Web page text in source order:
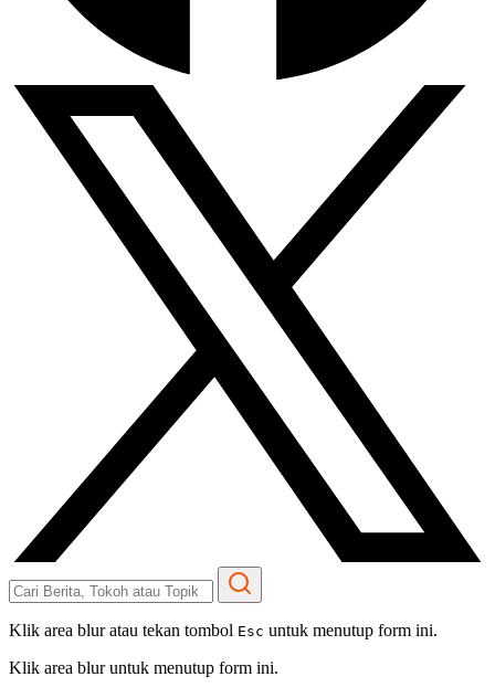
Klik area blur atau tekan tombol Esc untuk menutup form ini.
Klik area blur untuk menutup form ini.